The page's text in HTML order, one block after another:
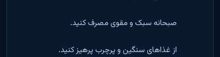
صبحانه سبک و مقوی مصرف کنید.
از غذاهای سنگین و پرچرب پرهیز کنید.